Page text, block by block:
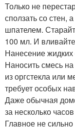
Только не
сползать со стен,
шпателем.
100 мл. И
Нанесение жидких
Наносить смесь
из оргстекла или
требует особых
Даже обычная
за несколько
Главное не